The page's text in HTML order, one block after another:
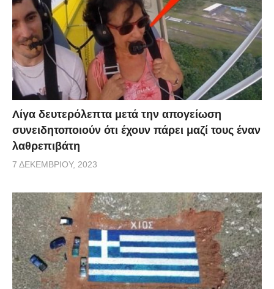
Λίγα δευτερόλεπτα μετά την απογείωση
συνειδητοποιούν ότι έχουν πάρει μαζί τους έναν
λαθρεπιβάτη
7 ΔΕΚΕΜΒΡΊΟΥ, 2023